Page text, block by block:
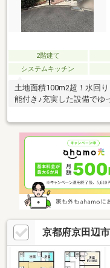
2階建て
システムキッチン
土地面積100m2超！水回
能付き♪充実した設備でゆ
京都府京田辺